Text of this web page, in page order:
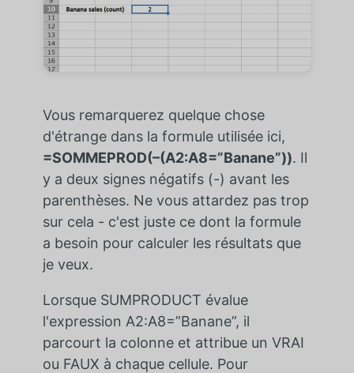
Vous remarquerez quelque chose
d'étrange dans la formule utilisée ici,
=SOMMEPROD(–(A2:A8=”Banane”)). Il
y a deux signes négatifs (-) avant les
parenthèses. Ne vous attardez pas trop
sur cela - c'est juste ce dont la formule
a besoin pour calculer les résultats que
je veux.
Lorsque SUMPRODUCT évalue
l'expression A2:A8=”Banane”, il
parcourt la colonne et attribue un VRAI
ou FAUX à chaque cellule. Pour